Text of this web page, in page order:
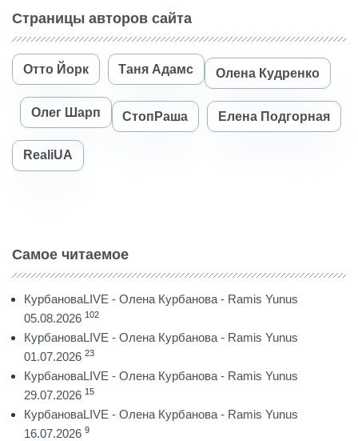
Страницы авторов сайта
Отто Йорк Таня Адамс Олена Кудренко
Олег Шарп СтопРаша Елена Подгорная
RealiUA
Самое читаемое
КурбановаLIVE - Олена Курбанова - Ramis Yunus
05.08.2026 102
КурбановаLIVE - Олена Курбанова - Ramis Yunus
01.07.2026 23
КурбановаLIVE - Олена Курбанова - Ramis Yunus
29.07.2026 15
КурбановаLIVE - Олена Курбанова - Ramis Yunus
16.07.2026 9